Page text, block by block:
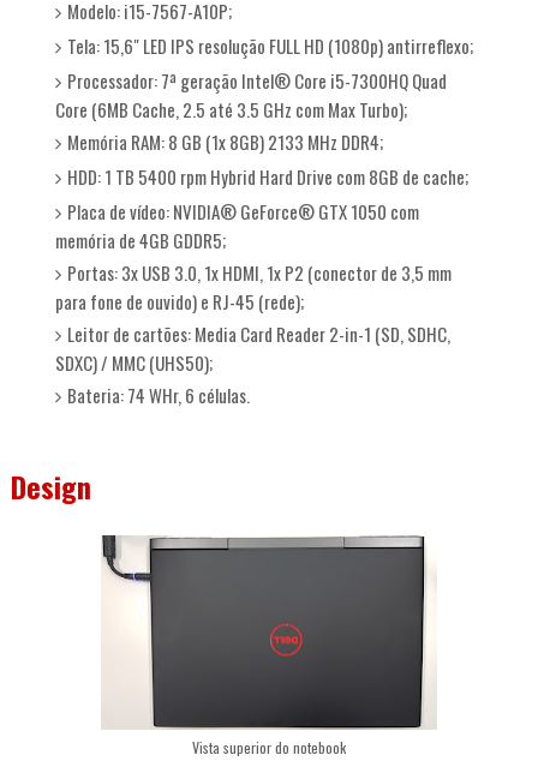
Modelo: i15-7567-A10P;
Tela: 15,6" LED IPS resolução FULL HD (1080p) antirreflexo;
Processador: 7ª geração Intel® Core i5-7300HQ Quad
Core (6MB Cache, 2.5 até 3.5 GHz com Max Turbo);
Memória RAM: 8 GB (1x 8GB) 2133 MHz DDR4;
HDD: 1 TB 5400 rpm Hybrid Hard Drive com 8GB de cache;
Placa de vídeo: NVIDIA® GeForce® GTX 1050 com
memória de 4GB GDDR5;
Portas: 3x USB 3.0, 1x HDMI, 1x P2 (conector de 3,5 mm
para fone de ouvido) e RJ-45 (rede);
Leitor de cartões: Media Card Reader 2-in-1 (SD, SDHC,
SDXC) / MMC (UHS50);
Bateria: 74 WHr, 6 células.
Design
Vista superior do notebook